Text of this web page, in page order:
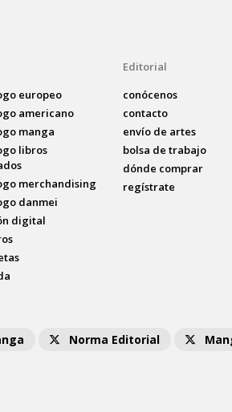
europeo
americano
manga
libros
merchandising
danmei
digital
Editorial
conócenos
contacto
envío de artes
bolsa de trabajo
dónde comprar
regístrate
Norma Editorial